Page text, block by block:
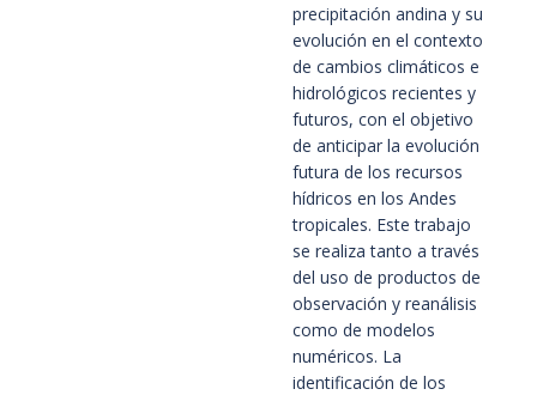
precipitación andina y su
evolución en el contexto
de cambios climáticos e
hidrológicos recientes y
futuros, con el objetivo
de anticipar la evolución
futura de los recursos
hídricos en los Andes
tropicales. Este trabajo
se realiza tanto a través
del uso de productos de
observación y reanálisis
como de modelos
numéricos. La
identificación de los